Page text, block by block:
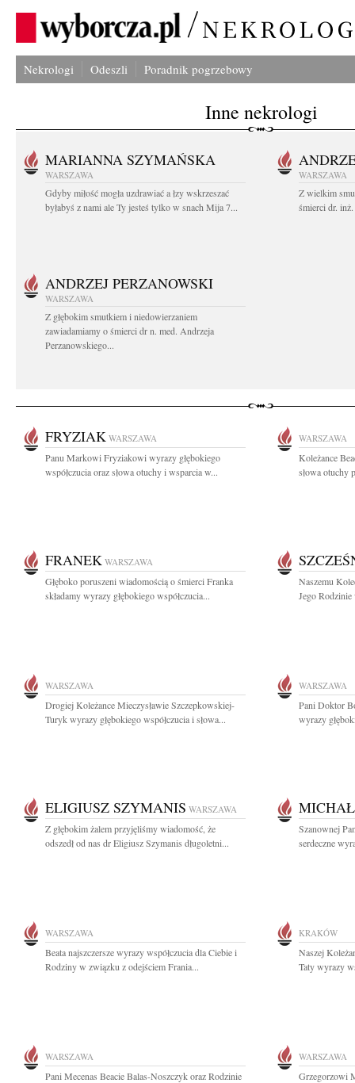
Nekrologi Odeszli Poradnik pogrzebowy
Inne nekrologi
MARIANNA SZYMAŃSKA
WARSZAWA
Gdyby miłość mogła uzdrawiać a łzy wskrzeszać
byłabyś z nami ale Ty jesteś tylko w snach Mija 7...
WARSZAWA
Z wielkim
śmierci dr.
ANDRZEJ PERZANOWSKI
WARSZAWA
Z głębokim smutkiem i niedowierzaniem
zawiadamiamy o śmierci dr n. med. Andrzeja
Perzanowskiego...
FRYZIAK WARSZAWA
Panu Markowi Fryziakowi wyrazy głębokiego
współczucia oraz słowa otuchy i wsparcia w...
WARSZAWA
Koleżance
słowa otuchy
FRANEK WARSZAWA
Głęboko poruszeni wiadomością o śmierci Franka
składamy wyrazy głębokiego współczucia...
Naszemu
Jego Rodzinie
WARSZAWA
Drogiej Koleżance Mieczysławie Szczepkowskiej-
Turyk wyrazy głębokiego współczucia i słowa...
WARSZAWA
Pani Doktor
wyrazy
ELIGIUSZ SZYMANIS WARSZAWA
Z głębokim żalem przyjęliśmy wiadomość, że
odszedł od nas dr Eligiusz Szymanis długoletni...
Szanownej
serdeczne
WARSZAWA
Beata najszczersze wyrazy współczucia dla Ciebie i
Rodziny w związku z odejściem Frania...
KRAKÓW
Naszej
Taty wyrazy
WARSZAWA
Pani Mecenas Beacie Balas-Noszczyk oraz Rodzinie
WARSZAWA
Grzegorzowi